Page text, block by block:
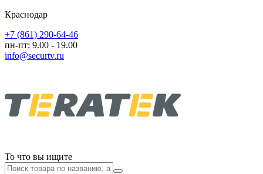
Краснодар
+7 (861) 290-64-46
пн-пт: 9.00 - 19.00
info@securtv.ru
То что вы ищите